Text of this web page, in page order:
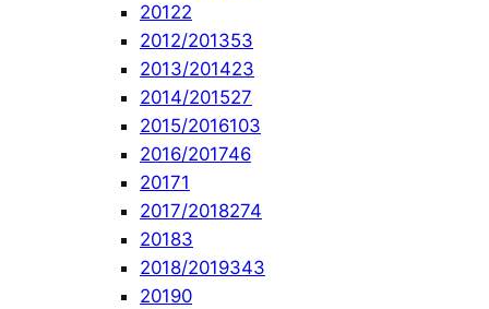
20122
2012/201353
2013/201423
2014/201527
2015/2016103
2016/201746
20171
2017/2018274
20183
2018/2019343
20190